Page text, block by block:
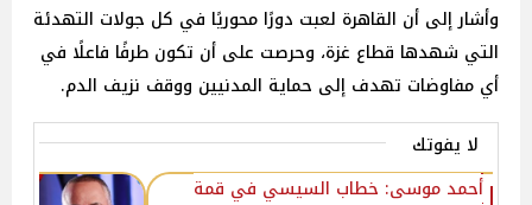
وأشار إلى أن القاهرة لعبت دورًا محوريًا في كل جولات التهدئة
التي شهدها قطاع غزة، وحرصت على أن تكون طرفًا فاعلًا في
أي مفاوضات تهدف إلى حماية المدنيين ووقف نزيف الدم.
لا يفوتك
أحمد موسى: خطاب السيسي في قمة